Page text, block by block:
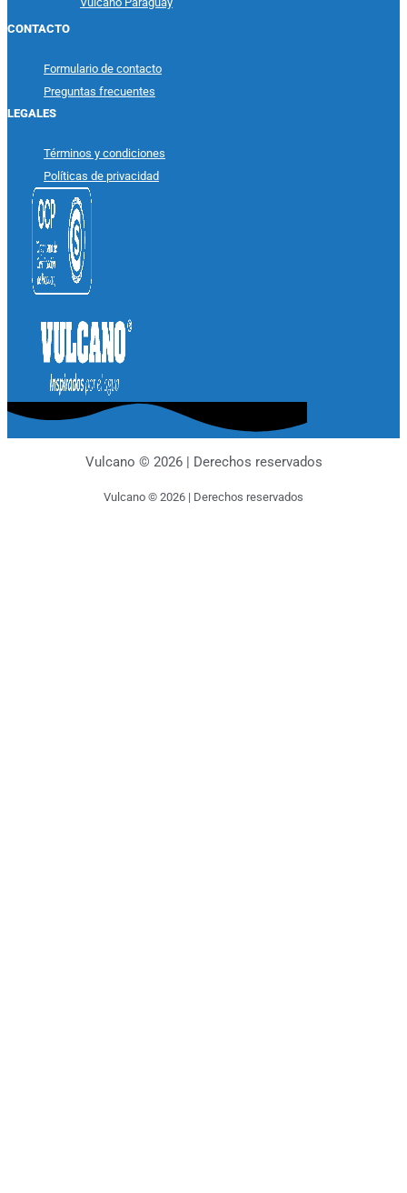
CONTACTO
Formulario de contacto
Preguntas frecuentes
LEGALES
Términos y condiciones
Políticas de privacidad
Vulcano © 2026 | Derechos reservados
Vulcano © 2026 | Derechos reservados